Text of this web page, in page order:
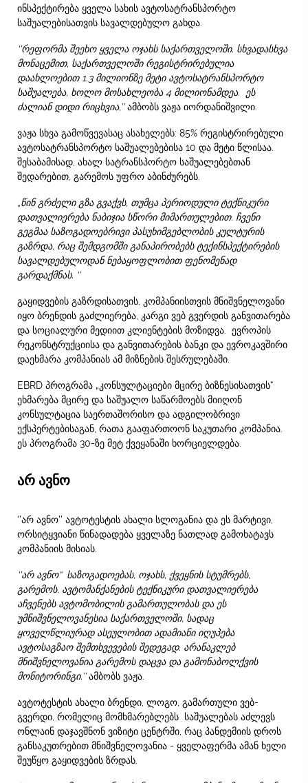
ინსპექტირება ყველა სახის ავტოსატრანსპორტო
საშუალებისათვის სავალდებულო გახდა.
‘’რეფორმა შეეხო ყველა ოჯახს საქართველოში. სხვადასხვა
მონაცემით, საქართველოში რეგისტრირებულია
დაახლოებით1.3 მილიონზე მეტი ავტოსატრანსპორტო
საშუალება, ხოლო მოსახლეობა4 მილიონამდეა. ეს
ძალიან დიდი რიცხვია,’’ამბობს ვაჟა იორდანიშვილი.
ვაჟა სხვა გამოწვევასაც ასახელებს: 85% რეგისტრირებული
ავტოსატრანსპორტო საშუალებებისა 10 და მეტი წლისაა.
შესაბამისად, ახალ სატრანსპორტო საშუალებებთან
შედარებით, გარემოს უფრო აბინძურებს.
„წინ გრძელი გზა გვაქვს, თუმცა პერიოდული ტექნიკური
დათვალიერება ნაბიჯია სწორი მიმართულებით. ჩვენი
გეგმაა საზოგადოებრივი პასუხიმგებლობის კულტურის
გაზრდა, რაც შემდგომში განაპირობებს ტექინსპექტირების
სავალდებულოდან ნებაყოფლობით ფენომენად
გარდაქმნას. ‘’
გაყიდვების გაზრდისათვის, კომპანიისთვის მნიშვნელოვანი
იყო ბრენდის გაძლიერება, კარგი ვებ გვერდის განვითარება
და სოციალური მედიით კლიენტების მოზიდვა. ევროპის
რეკონსტრუქციისა და განვითარების ბანკი და ევროკავშირი
დაეხმარა კომპანიას ამ მიზნების შესრულებაში.
EBRD პროგრამა „კონსულტაციები მცირე ბიზნესისათვის“
ეხმარება მცირე და საშუალო საწარმოებს მიიღონ
კონსულტაცია საერთაშორისო და ადგილობრივი
ექსპერტებისაგან, რათა გააფართოონ საკუთარი კომპანია.
ეს პროგრამა 30-ზე მეტ ქვეყანაში ხორციელდება.
არ ავნო
‘’არ ავნო’’ ავტოტესტის ახალი სლოგანია და ეს მარტივი,
ორსიტყვიანი წინადადება ყველაზე ნათლად გამოხატავს
კომპანიის მისიას.
‘’არ ავნო“ საზოგადოებას, ოჯახს, ქვეყნის სტუმრებს,
გარემოს. ავტომანქანების ტექნიკური დათვალიერება
აჩვენებს ავტომობილის გამართულობას და ეს
უმნიშვნელოვანესია საქართველოში, სადაც
ყოველწლიურად ასეულობით ადამიანი იღუპება
ავტოსაგზაო შემთხვევების შედეგად. არანაკლებ
მნიშვნელოვანია გარემოს დაცვა და გამონაბოლქვის
მონიტორინგი.’’ამბობს ვაჟა.
ავტოტესტის ახალი ბრენდი, ლოგო, გამართული ვებ-
გვერდი, რომელიც მომხმარებლებს საშუალებას აძლევს
ონლაინ დაჯავშნონ ვიზიტი ცენტრში, რაც პანდემიის დროს
განსაკუთრებით მნიშვნელოვანია - ყველაფერმა ამან ხელი
შეუწყო გაყიდვების ზრდას.